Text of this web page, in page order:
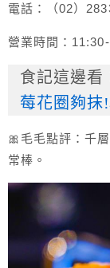
電話：（02）
營業時間：
食記這邊看
莓花圈夠抹
🎀毛毛點評：千
常棒。